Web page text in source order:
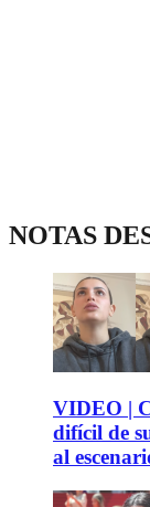
NOTAS
VIDEO |
difícil de
al